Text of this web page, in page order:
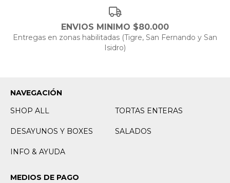
ENVIOS MINIMO $80.000
Entregas en zonas habilitadas (Tigre, San Fernando y San
Isidro)
NAVEGACIÓN
SHOP ALL
TORTAS ENTERAS
DESAYUNOS Y BOXES SALADOS
INFO & AYUDA
MEDIOS DE PAGO